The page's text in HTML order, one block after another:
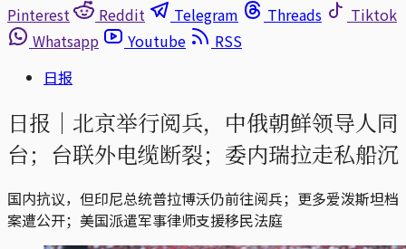
Pinterest
Reddit Telegram Threads
Tiktok
Whatsapp
Youtube
RSS
日报
日报｜北京举行阅兵，中俄朝鲜领导人同
台；台联外电缆断裂；委内瑞拉走私船沉
国内抗议，但印尼总统普拉博沃仍前往阅兵；更多爱泼斯坦档
案遭公开；美国派遣军事律师支援移民法庭